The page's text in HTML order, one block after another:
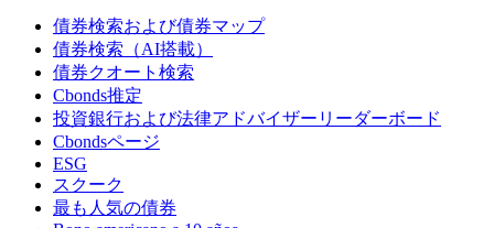
債券検索および債券マップ
債券検索（AI搭載）
債券クオート検索
Cbonds推定
投資銀行および法律アドバイザーリーダーボード
Cbondsページ
ESG
スクーク
最も人気の債券